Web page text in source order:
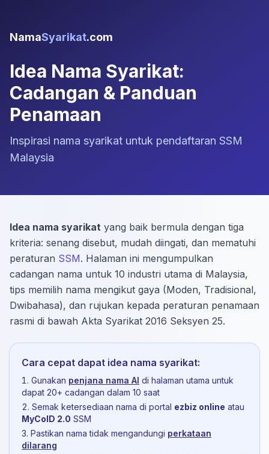
NamaSyarikat.com
Idea Nama Syarikat:
Cadangan & Panduan
Penamaan
Inspirasi nama syarikat untuk pendaftaran SSM
Malaysia
Idea nama syarikat yang baik bermula dengan tiga
kriteria: senang disebut, mudah diingati, dan mematuhi
peraturan SSM. Halaman ini mengumpulkan
cadangan nama untuk 10 industri utama di Malaysia,
tips memilih nama mengikut gaya (Moden, Tradisional,
Dwibahasa), dan rujukan kepada peraturan penamaan
rasmi di bawah Akta Syarikat 2016 Seksyen 25.
Cara cepat dapat idea nama syarikat:
Gunakan penjana nama AI di halaman utama untuk
dapat 20+ cadangan dalam 10 saat
Semak ketersediaan nama di portal ezbiz online atau
MyCoID 2.0 SSM
Pastikan nama tidak mengandungi perkataan
dilarang